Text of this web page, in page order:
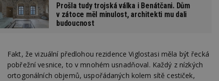
Prošla tudy trojská válka i Benátčani. Dům
v zátoce měl minulost, architekti mu dali
budoucnost
Fakt, že vizuální předlohou rezidence Viglostasi měla být řecká
pobřežní vesnice, to v mnohém usnadňoval. Každý z nízkých
ortogonálních objemů, uspořádaných kolem sítě cestiček,